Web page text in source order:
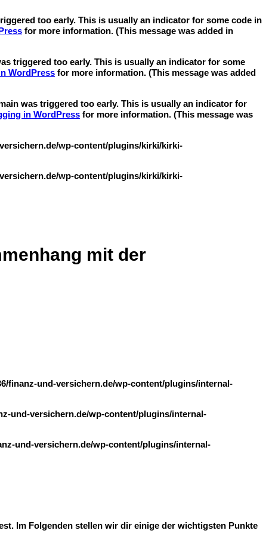
too early. This is usually an indicator for some code in
for more information. (This message was added in
triggered too early. This is usually an indicator for some
WordPress for more information. (This message was added
was triggered too early. This is usually an indicator for
in WordPress for more information. (This message was
wp-content/plugins/kirki/kirki-
wp-content/plugins/kirki/kirki-
mit der
finanz-und-versichern.de/wp-content/plugins/internal-
und-versichern.de/wp-content/plugins/internal-
und-versichern.de/wp-content/plugins/internal-
Im Folgenden stellen wir dir einige der wichtigsten Punkte